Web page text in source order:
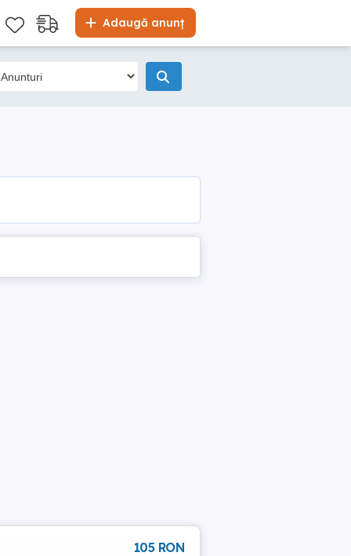
Adaugă anunț
105 RON